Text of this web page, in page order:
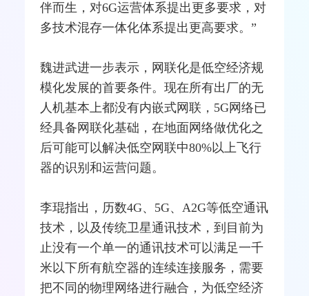
伴而生，对6G运营体系提出更多要求，对
多技术混存一体化体系提出更高要求。”
魏进武进一步表示，网联化是低空经济规
模化发展的首要条件。现在所有出厂的无
人机基本上都没有内嵌式网联，5G网络已
经具备网联化基础，在地面网络做优化之
后可能可以解决低空网联中80%以上飞行
器的识别和运营问题。
李琨指出，历数4G、5G、A2G等低空通讯
技术，以及传统卫星通讯技术，到目前为
止没有一个单一的通讯技术可以满足一千
米以下所有航空器的连续连接服务，需要
把不同的物理网络进行融合，为低空经济